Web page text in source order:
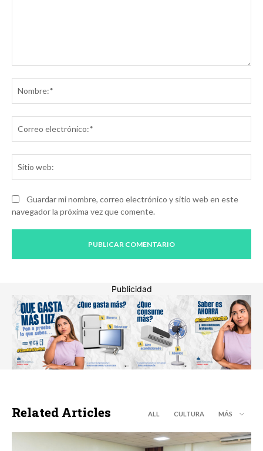
Guardar mi nombre, correo electrónico y sitio web en este
navegador la próxima vez que comente.
Publicidad
Related Articles ALL CULTURA MÁS